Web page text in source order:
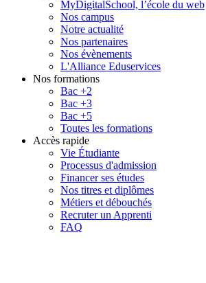
MyDigitalSchool, l’école du web
Nos campus
Notre actualité
Nos partenaires
Nos évènements
L'Alliance Eduservices
Nos formations
Bac +2
Bac +3
Bac +5
Toutes les formations
Accès rapide
Vie Étudiante
Processus d'admission
Financer ses études
Nos titres et diplômes
Métiers et débouchés
Recruter un Apprenti
FAQ